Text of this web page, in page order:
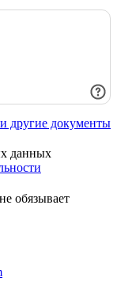
другие документы
данных
обязывает